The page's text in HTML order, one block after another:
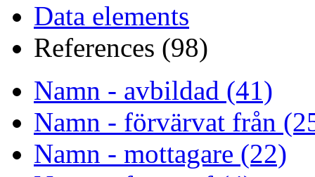
Data elements
References (98)
Namn - avbildad (41)
Namn - förvärvat från
Namn - mottagare (22)